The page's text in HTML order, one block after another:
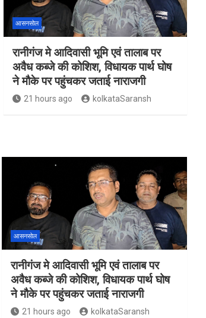
आसनसोल
रानीगंज मे आदिवासी भूमि एवं तालाब पर
अवैध कब्जे की कोशिश, विधायक पार्थ घोष
ने मौके पर पहुंचकर जताई नाराजगी
21 hours ago kolkataSaransh
आसनसोल
रानीगंज मे आदिवासी भूमि एवं तालाब पर
अवैध कब्जे की कोशिश, विधायक पार्थ घोष
ने मौके पर पहुंचकर जताई नाराजगी
21 hours ago kolkataSaransh